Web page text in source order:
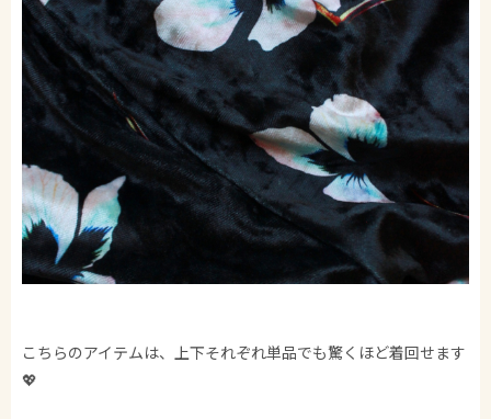
こちらのアイテムは、上下それぞれ単品でも驚くほど着回せます
💖